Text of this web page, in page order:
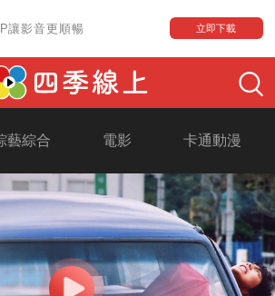
讓影音更順暢 立即下載
藝綜合 電影 卡通動漫